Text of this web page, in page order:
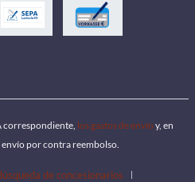
correspondiente, los gastos de envío y, en
envío por contra reembolso.
de concesionarios